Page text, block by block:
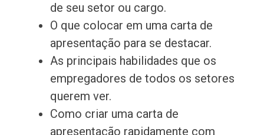
de seu setor ou cargo.
O que colocar em uma carta de
apresentação para se destacar.
As principais habilidades que os
empregadores de todos os setores
querem ver.
Como criar uma carta de
apresentação rapidamente com